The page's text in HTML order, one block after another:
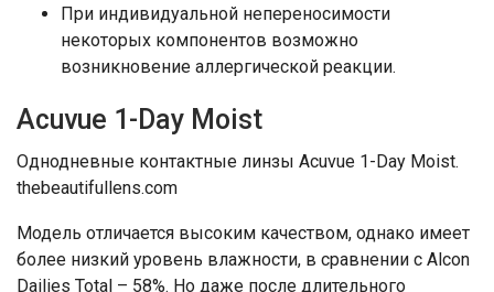
При индивидуальной непереносимости
некоторых компонентов возможно
возникновение аллергической реакции.
Acuvue 1-Day Moist
Однодневные контактные линзы Acuvue 1-Day Moist.
thebeautifullens.com
Модель отличается высоким качеством, однако имеет
более низкий уровень влажности, в сравнении с Alcon
Dailies Total – 58%. Но даже после длительного